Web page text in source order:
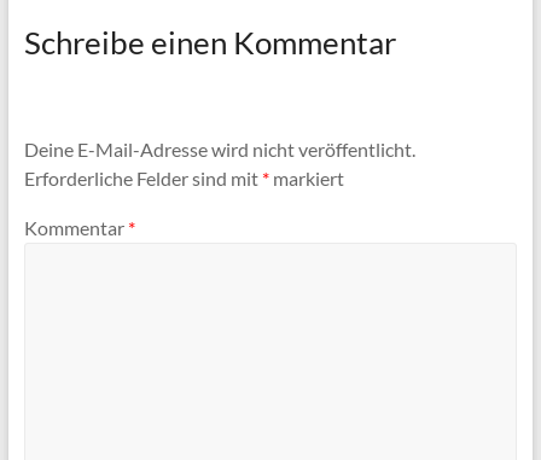
Schreibe einen Kommentar
Deine E-Mail-Adresse wird nicht veröffentlicht.
Erforderliche Felder sind mit *markiert
Kommentar *